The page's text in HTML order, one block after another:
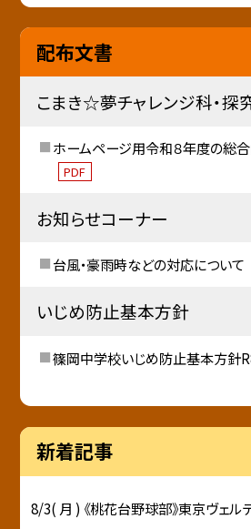
配布文書
こまき☆夢チャレンジ科・探
ホームページ用令和８年度の総
PDF
お知らせコーナー
台風・豪雨時などの対応について
いじめ防止基本方針
篠岡中学校いじめ防止基本方針
新着記事
8/3( 月 ) 《桃花台野球部》東京ヴェル